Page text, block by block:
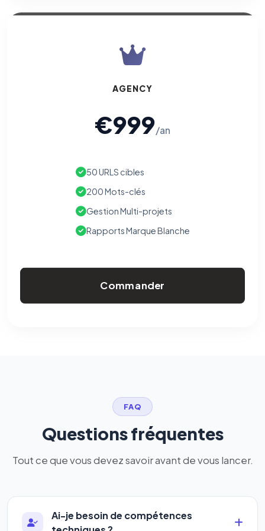
AGENCY
€999/an
50 URLS cibles
200 Mots-clés
Gestion Multi-projets
Rapports Marque Blanche
Commander
FAQ
Questions fréquentes
Tout ce que vous devez savoir avant de vous lancer.
Ai-je besoin de compétences